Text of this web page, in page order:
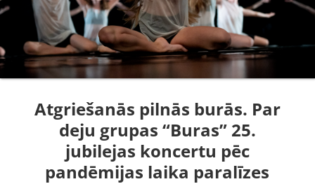
Atgriešanās pilnās burās. Par
deju grupas “Buras” 25.
jubilejas koncertu pēc
pandēmijas laika paralīzes